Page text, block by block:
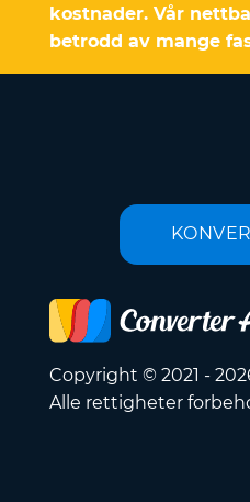
kostnader. Vår
betrodd av mange
Copyright © 2021 -
Alle rettigheter